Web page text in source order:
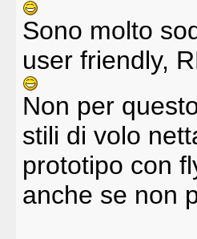
Sono molto
user friendly,
Non per
stili di volo
prototipo con
anche se non